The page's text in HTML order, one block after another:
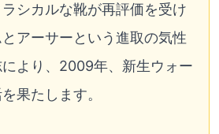
シカルな靴が再評価を受け
アーサーという進取の気性
より、2009年、新生ウォー
果たします。